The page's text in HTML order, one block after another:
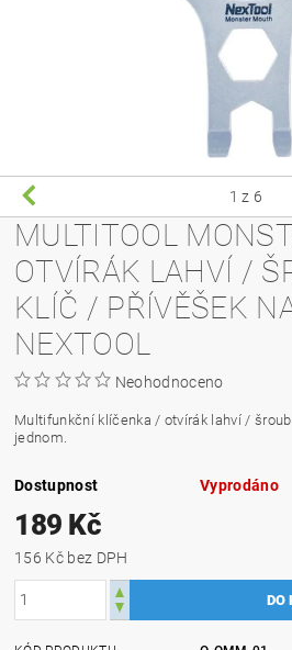
1 z 6
MULTITOOL
OTVÍRÁK LAHVÍ /
KLÍČ / PŘÍVĚŠEK
NEXTOOL
Neohodnoceno
Multifunkční klíčenka / otvírák lahví /
jednom.
Dostupnost Vyprodáno
189 Kč
156 Kč bez DPH